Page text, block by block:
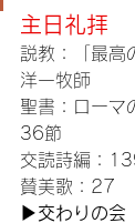
主日礼拝
説教：「最高
洋一牧師
聖書：ローマ
36節
交読詩編：
賛美歌：27
▶︎交わりの会